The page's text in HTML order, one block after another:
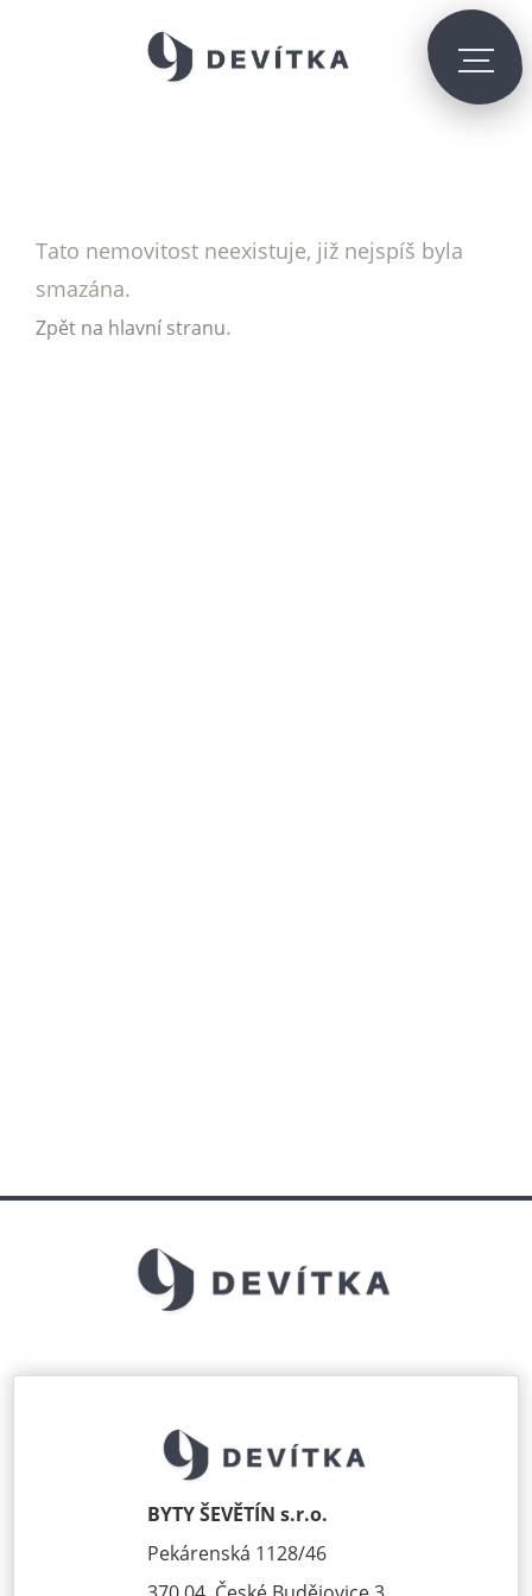
Tato nemovitost neexistuje, již nejspíš byla
smazána.
Zpět na hlavní stranu.
BYTY ŠEVĚTÍN s.r.o.
Pekárenská 1128/46